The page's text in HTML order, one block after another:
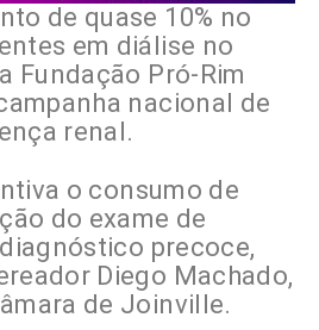
de quase 10% no
em diálise no
Fundação Pró-Rim
nacional de
renal.
o consumo de
do exame de
precoce,
Diego Machado,
de Joinville.